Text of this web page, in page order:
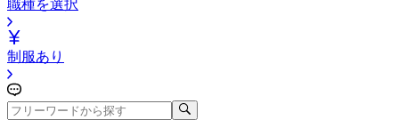
職種を選択
制服あり